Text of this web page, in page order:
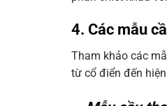
4. Các mẫu
Tham khảo các
từ cổ điển đến